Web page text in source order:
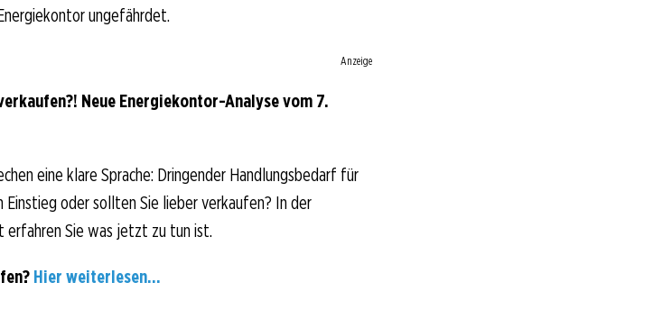
ungefährdet.
Anzeige
Neue Energiekontor-Analyse vom 7.
eine klare Sprache: Dringender Handlungsbedarf für
oder sollten Sie lieber verkaufen? In der
erfahren Sie was jetzt zu tun ist.
Hier weiterlesen...